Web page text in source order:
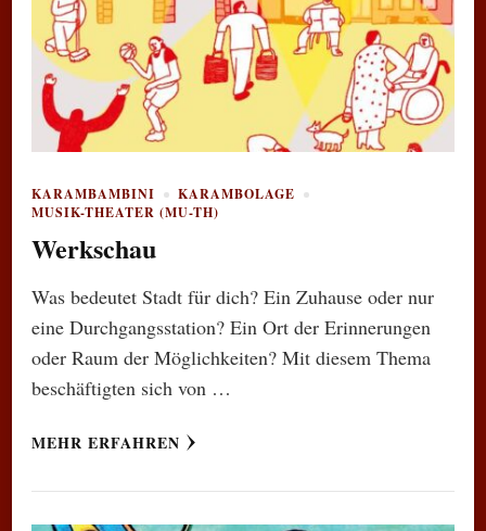
KARAMBAMBINI
KARAMBOLAGE
MUSIK-THEATER (MU-TH)
Werkschau
Was bedeutet Stadt für dich? Ein Zuhause oder nur
eine Durchgangsstation? Ein Ort der Erinnerungen
oder Raum der Möglichkeiten? Mit diesem Thema
beschäftigten sich von …
MEHR ERFAHREN